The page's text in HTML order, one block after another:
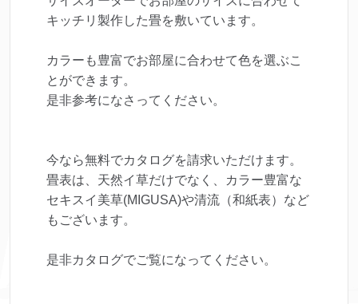
キッチリ製作した畳を敷いています。
カラーも豊富でお部屋に合わせて色を選ぶこ
とができます。
是非参考になさってください。
今なら無料でカタログを請求いただけます。
畳表は、天然イ草だけでなく、カラー豊富な
セキスイ美草(MIGUSA)や清流（和紙表）など
もございます。
是非カタログでご覧になってください。